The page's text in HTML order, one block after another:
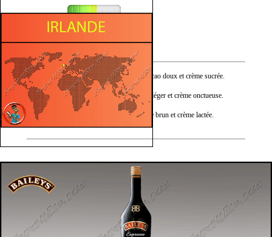
Sucré
Nez : Espresso crémeux, cacao doux et crème sucrée.
Bouche : Café intense, caramel léger et crème onctueuse.
Finale : Espresso tendre, sucre brun et crème lactée.